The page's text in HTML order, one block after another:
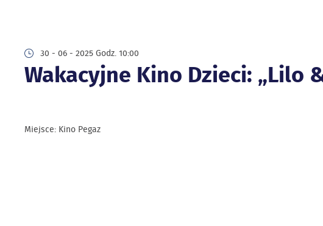
30 - 06 - 2025 Godz. 10:00
Wakacyjne Kino Dzieci: „Lilo
Miejsce: Kino Pegaz